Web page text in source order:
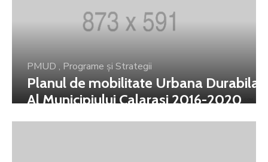
PMUD , Programe și Strategii
Planul de mobilitate Urbana Durabila
Al Municipiului Calarasi 2016-2020